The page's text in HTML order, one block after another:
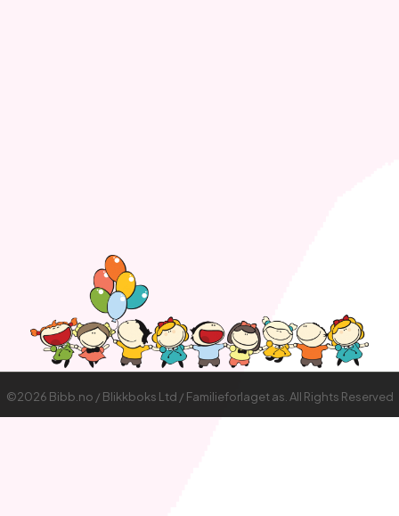
©2026 Bibb.no / Blikkboks Ltd / Familieforlaget as. All Rights Reserved